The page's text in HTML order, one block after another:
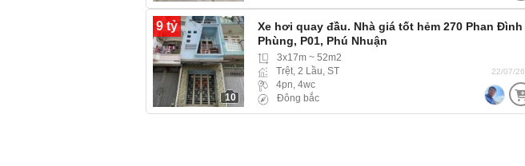
9 tỷ
10
Xe hơi quay đầu. Nhà giá tốt hẻm 270 Phan Đình
Phùng, P01, Phú Nhuận
3x17m ~ 52m2
Trệt, 2 Lầu, ST
4pn, 4wc
Đông bắc
22/07/26